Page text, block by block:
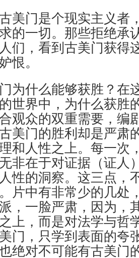
美门是个现实主义者
的一切。那些拒绝承
们，看到古美门获得
恨。
为什么能够获胜？在
世界中，为什么获胜
观众的双重需要，编
美门的胜利却是严肃
和人性之上。每一次
非在于对证据（证人
性的洞察。这三点，
片中有非常少的几处
，一脸严肃，因为，
上，而是对法学与哲
门，只学到表面的夸
绝对不可能有古美门